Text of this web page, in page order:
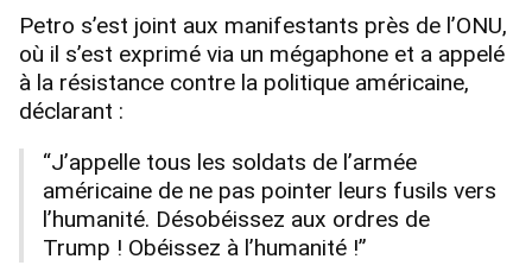
Petro s’est joint aux manifestants près de l’ONU,
où il s’est exprimé via un mégaphone et a appelé
à la résistance contre la politique américaine,
déclarant :
“J’appelle tous les soldats de l’armée
américaine de ne pas pointer leurs fusils vers
l’humanité. Désobéissez aux ordres de
Trump ! Obéissez à l’humanité !”